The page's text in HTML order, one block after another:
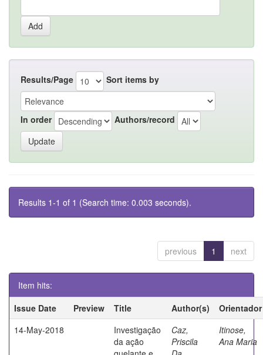
Results/Page Sort items by
In order Authors/record
Results 1-1 of 1 (Search time: 0.003 seconds).
previous 1 next
Item hits:
Issue Date
Preview Title Author(s)
Orientador
14-May-2018
Investigação
da ação
Caz,
Priscila
Itinose,
Ana Maria